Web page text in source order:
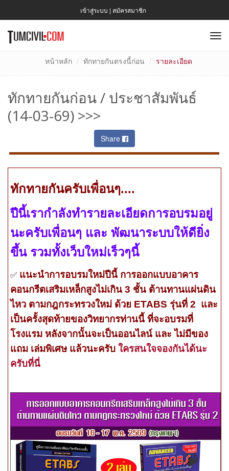
เข้าสู่ระบบ | สมัครสมาชิก
หน้าหลัก ทักทายกันตรงนี้ก่อน รายละเอียด
ทักทายกันก่อน / ประชาสัมพันธ์
(14-03-69) >>>
Share
ทักทายกันครับเพื่อนๆ....
ปีนี้เรากำลังทำรายละเอียดการอบรมอยู่
นะครับเพื่อนๆ และ พัฒนาระบบให้ดียิ่ง
ขึ้น รวมทั้งเว็บใหม่เร็วๆนี้
✅ แนะนำการอบรมใหม่ปีนี้ การออกแบบอาคาร
คอนกรีตเสริมเหล็กสูงไม่เกิน 3 ชั้น ต้านทานแผ่นดิน
ไหว ตามกฎกระทรวงใหม่ ด้วย ETABS รุ่นที่ 2 และ
เป็นครั้งสุดท้ายของวิทยากรท่านนี้ ที่จะอบรมที่
โรงแรม หลังจากนั้นจะเป็นออนไลน์ และ ไม่มีของ
แถม เล่มพิเศษ แล้วนะครับ ใครสนใจจองกันได้นะ
ครับที่นี่